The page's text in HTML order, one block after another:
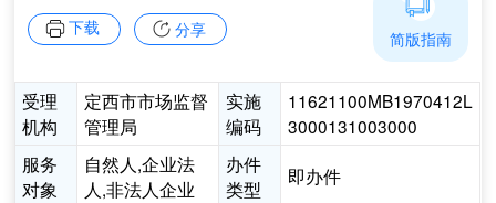
下载 分享
受理
机构
定西市市场监督
管理局
实施
编码
11621100MB1970412L
3000131003000
服务
对象
自然人,企业法
人,非法人企业
办件
类型
即办件
简版指南